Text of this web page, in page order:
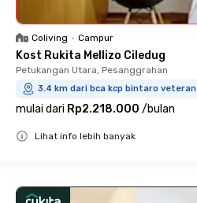
Coliving • Campur
Kost Rukita Mellizo Ciledug
Petukangan Utara, Pesanggrahan
3.4 km dari bca kcp bintaro veteran
mulai dari Rp2.218.000 /bulan
Lihat info lebih banyak